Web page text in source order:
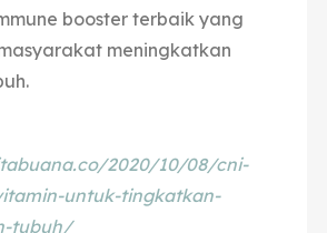
booster terbaik yang
meningkatkan
2020/10/08/cni-
untuk-tingkatkan-
tubuh/